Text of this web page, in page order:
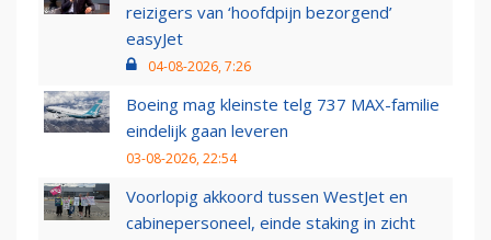
reizigers van ‘hoofdpijn bezorgend’
easyJet
04-08-2026, 7:26
Boeing mag kleinste telg 737 MAX-familie
eindelijk gaan leveren
03-08-2026, 22:54
Voorlopig akkoord tussen WestJet en
cabinepersoneel, einde staking in zicht